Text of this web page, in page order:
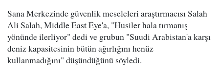
Sana Merkezinde güvenlik meseleleri araştırmacısı Salah
Ali Salah, Middle East Eye'a, "Husiler hala tırmanış
yönünde ilerliyor" dedi ve grubun "Suudi Arabistan'a karşı
deniz kapasitesinin bütün ağırlığını henüz
kullanmadığını" düşündüğünü söyledi.